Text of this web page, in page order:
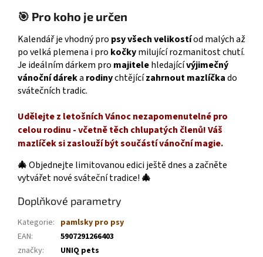
🎯 Pro koho je určen
Kalendář je vhodný pro psy všech velikostíod malých až
po velká plemena i pro kočkymilující rozmanitost chutí.
Je ideálním dárkem pro majitelehledajícívýjimečný
vánoční dáreka rodinychtějícízahrnout mazlíčkado
svátečních tradic.
Udělejte z letošních Vánoc nezapomenutelné pro
celou rodinu - včetně těch chlupatých členů! Váš
mazlíček si zaslouží být součástí vánoční magie.
🎄Objednejte limitovanou edici ještě dnes a začněte
vytvářet nové sváteční tradice! 🎄
Doplňkové parametry
Kategorie: pamlsky pro psy
EAN:
5907291266403
značky: UNIQ pets